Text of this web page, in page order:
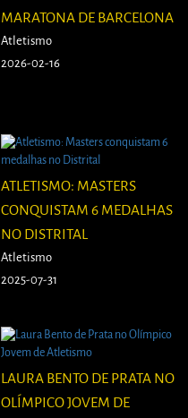
MARATONA DE BARCELONA
Atletismo
2026-02-16
ATLETISMO: MASTERS
CONQUISTAM 6 MEDALHAS
NO DISTRITAL
Atletismo
2025-07-31
LAURA BENTO DE PRATA NO
OLÍMPICO JOVEM DE